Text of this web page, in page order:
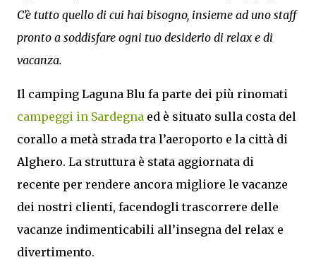
C’è tutto quello di cui hai bisogno, insieme ad uno staff
pronto a soddisfare ogni tuo desiderio di relax e di
vacanza.
Il camping Laguna Blu fa parte dei più rinomati
campeggi in Sardegna ed è situato sulla costa del
corallo a metà strada tra l’aeroporto e la città di
Alghero. La struttura è stata aggiornata di
recente per rendere ancora migliore le vacanze
dei nostri clienti, facendogli trascorrere delle
vacanze indimenticabili all’insegna del relax e
divertimento.